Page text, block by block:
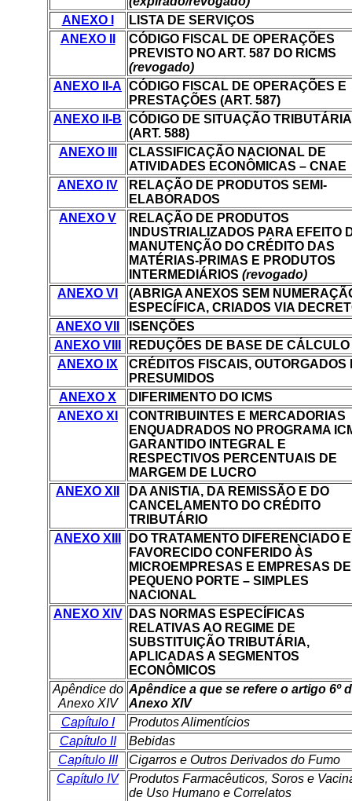
ANEXO I
LISTA DE SERVIÇOS
ANEXO II
CÓDIGO FISCAL DE OPERAÇÕES
PREVISTO NO ART. 587 DO RICMS
(revogado)
ANEXO II-A CÓDIGO FISCAL DE OPERAÇÕES E
PRESTAÇÕES (ART. 587)
ANEXO II-B CÓDIGO DE SITUAÇÃO TRIBUTÁRIA
(ART. 588)
ANEXO III
CLASSIFICAÇÃO NACIONAL DE
ATIVIDADES ECONÔMICAS – CNAE
ANEXO IV
RELAÇÃO DE PRODUTOS SEMI-
ELABORADOS
ANEXO V
RELAÇÃO DE PRODUTOS
INDUSTRIALIZADOS PARA EFEITO
MANUTENÇÃO DO CRÉDITO DAS
MATÉRIAS-PRIMAS E PRODUTOS
INTERMEDIÁRIOS (revogado)
ANEXO VI
(ABRIGA ANEXOS SEM
ESPECÍFICA, CRIADOS VIA
ANEXO VII
ISENÇÕES
ANEXO VIII
REDUÇÕES DE BASE DE CÁLCULO
ANEXO IX
CRÉDITOS FISCAIS, OUTORGADOS
PRESUMIDOS
ANEXO X
DIFERIMENTO DO ICMS
ANEXO XI
CONTRIBUINTES E MERCADORIAS
ENQUADRADOS NO PROGRAMA
GARANTIDO INTEGRAL E
RESPECTIVOS PERCENTUAIS DE
MARGEM DE LUCRO
ANEXO XII
DA ANISTIA, DA REMISSÃO E DO
CANCELAMENTO DO CRÉDITO
TRIBUTÁRIO
ANEXO XIII
DO TRATAMENTO DIFERENCIADO E
FAVORECIDO CONFERIDO ÀS
MICROEMPRESAS E EMPRESAS DE
PEQUENO PORTE – SIMPLES
NACIONAL
ANEXO XIV
DAS NORMAS ESPECÍFICAS
RELATIVAS AO REGIME DE
SUBSTITUIÇÃO TRIBUTÁRIA,
APLICADAS A SEGMENTOS
ECONÔMICOS
Apêndice do
Anexo XIV
Apêndice a que se refere o artigo 6º
Anexo XIV
Capítulo I
Produtos Alimentícios
Capítulo II
Bebidas
Capítulo III
Cigarros e Outros Derivados do Fumo
Capítulo IV
Produtos Farmacêuticos, Soros e
de Uso Humano e Correlatos